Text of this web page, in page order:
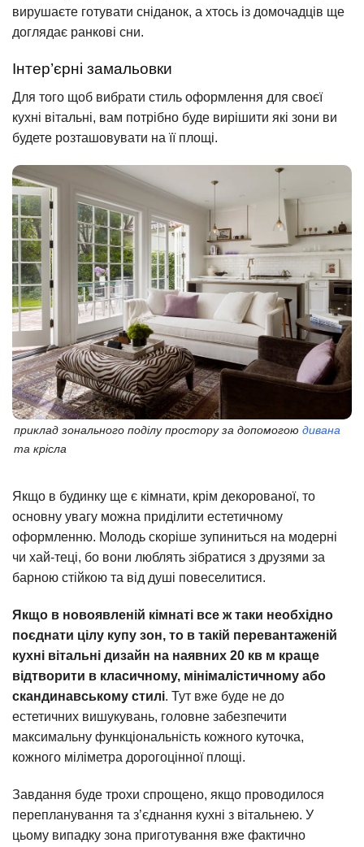
вирушаєте готувати сніданок, а хтось із домочадців ще
доглядає ранкові сни.
Інтер’єрні замальовки
Для того щоб вибрати стиль оформлення для своєї
кухні вітальні, вам потрібно буде вирішити які зони ви
будете розташовувати на її площі.
приклад зонального поділу простору за допомогою дивана
та крісла
Якщо в будинку ще є кімнати, крім декорованої, то
основну увагу можна приділити естетичному
оформленню. Молодь скоріше зупиниться на модерні
чи хай-теці, бо вони люблять зібратися з друзями за
барною стійкою та від душі повеселитися.
Якщо в новоявленій кімнаті все ж таки необхідно
поєднати цілу купу зон, то в такій перевантаженій
кухні вітальні дизайн на наявних 20 кв м краще
відтворити в класичному, мінімалістичному або
скандинавському стилі. Тут вже буде не до
естетичних вишукувань, головне забезпечити
максимальну функціональність кожного куточка,
кожного міліметра дорогоцінної площі.
Завдання буде трохи спрощено, якщо проводилося
перепланування та з’єднання кухні з вітальнею. У
цьому випадку зона приготування вже фактично